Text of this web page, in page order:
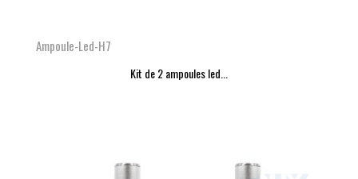
Ampoule-Led-H7
Kit de 2 ampoules led...